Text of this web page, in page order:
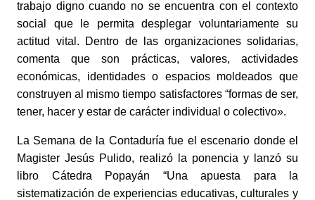
trabajo digno cuando no se encuentra con el contexto
social que le permita desplegar voluntariamente su
actitud vital. Dentro de las organizaciones solidarias,
comenta que son prácticas, valores, actividades
económicas, identidades o espacios moldeados que
construyen al mismo tiempo satisfactores “formas de ser,
tener, hacer y estar de carácter individual o colectivo».
La Semana de la Contaduría fue el escenario donde el
Magister Jesús Pulido, realizó la ponencia y lanzó su
libro Cátedra Popayán “Una apuesta para la
sistematización de experiencias educativas, culturales y